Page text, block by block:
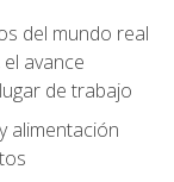
del mundo real
avance
de trabajo
alimentación